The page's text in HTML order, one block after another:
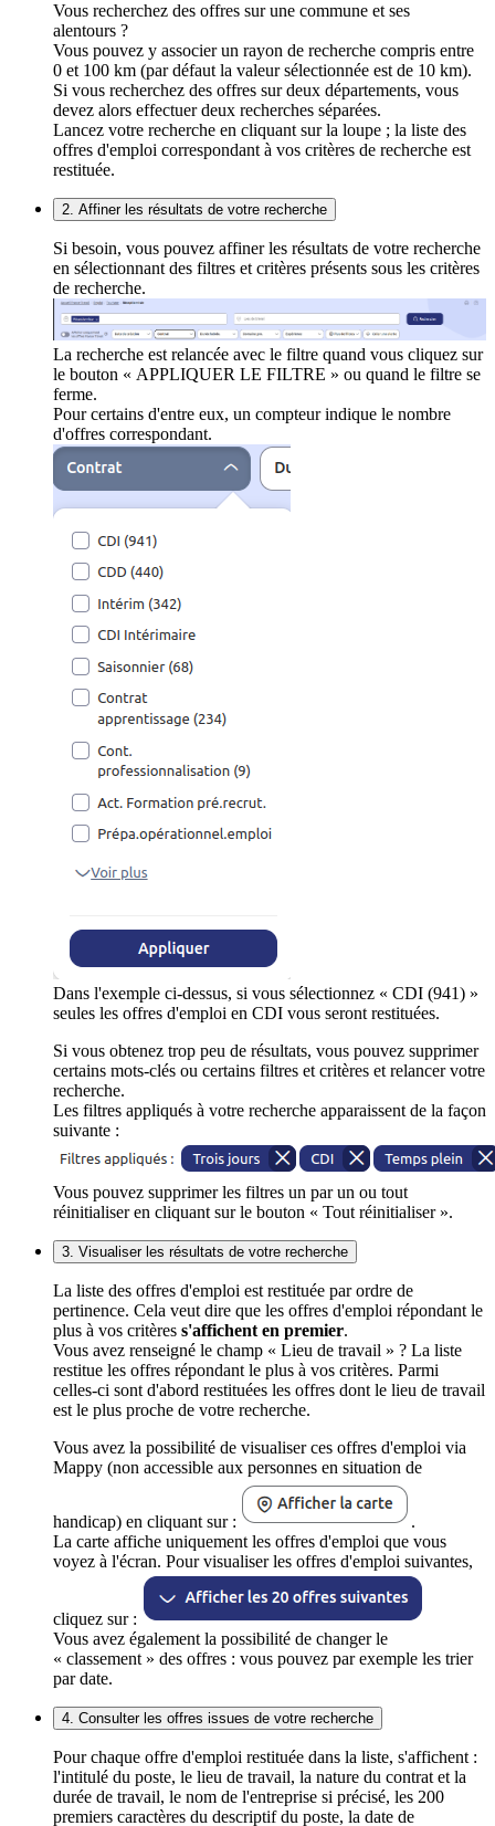
Vous recherchez des offres sur une commune et ses
alentours ?
Vous pouvez y associer un rayon de recherche compris entre
0 et 100 km (par défaut la valeur sélectionnée est de 10 km).
Si vous recherchez des offres sur deux départements, vous
devez alors effectuer deux recherches séparées.
Lancez votre recherche en cliquant sur la loupe ; la liste des
offres d'emploi correspondant à vos critères de recherche est
restituée.
2. Affiner les résultats de votre recherche
Si besoin, vous pouvez affiner les résultats de votre recherche
en sélectionnant des filtres et critères présents sous les critères
de recherche.
La recherche est relancée avec le filtre quand vous cliquez sur
le bouton « APPLIQUER LE FILTRE » ou quand le filtre se
ferme.
Pour certains d'entre eux, un compteur indique le nombre
d'offres correspondant.
Dans l'exemple ci-dessus, si vous sélectionnez « CDI (941) »
seules les offres d'emploi en CDI vous seront restituées.
Si vous obtenez trop peu de résultats, vous pouvez supprimer
certains mots-clés ou certains filtres et critères et relancer votre
recherche.
Les filtres appliqués à votre recherche apparaissent de la façon
suivante :
Vous pouvez supprimer les filtres un par un ou tout
réinitialiser en cliquant sur le bouton « Tout réinitialiser ».
3. Visualiser les résultats de votre recherche
La liste des offres d'emploi est restituée par ordre de
pertinence. Cela veut dire que les offres d'emploi répondant le
plus à vos critères s'affichent en premier.
Vous avez renseigné le champ « Lieu de travail » ? La liste
restitue les offres répondant le plus à vos critères. Parmi
celles-ci sont d'abord restituées les offres dont le lieu de travail
est le plus proche de votre recherche.
Vous avez la possibilité de visualiser ces offres d'emploi via
Mappy (non accessible aux personnes en situation de
handicap) en cliquant sur :
.
La carte affiche uniquement les offres d'emploi que vous
voyez à l'écran. Pour visualiser les offres d'emploi suivantes,
cliquez sur :
Vous avez également la possibilité de changer le
« classement » des offres : vous pouvez par exemple les trier
par date.
4. Consulter les offres issues de votre recherche
Pour chaque offre d'emploi restituée dans la liste, s'affichent :
l'intitulé du poste, le lieu de travail, la nature du contrat et la
durée de travail, le nom de l'entreprise si précisé, les 200
premiers caractères du descriptif du poste, la date de